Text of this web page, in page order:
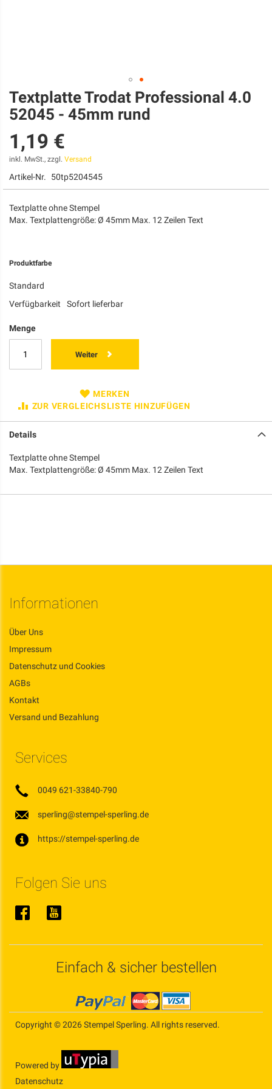
Zum
Anfang
der
springen
Textplatte Trodat Professional 4.0
52045 - 45mm rund
1,19 €
inkl. MwSt., zzgl. Versand
Artikel-Nr. 50tp5204545
Textplatte ohne Stempel
Max. Textplattengröße: Ø 45mm Max. 12 Zeilen Text
Produktfarbe
Standard
Verfügbarkeit
Sofort lieferbar
Menge
Weiter
MERKEN
ZUR VERGLEICHSLISTE HINZUFÜGEN
Details
Textplatte ohne Stempel
Max. Textplattengröße: Ø 45mm Max. 12 Zeilen Text
Informationen
Über Uns
Impressum
Datenschutz und Cookies
AGBs
Kontakt
Versand und Bezahlung
Services
0049 621-33840-790
sperling@stempel-sperling.de
https://stempel-sperling.de
Folgen Sie uns
Einfach & sicher bestellen
Copyright © 2026 Stempel Sperling. All rights reserved.
Powered by
Datenschutz